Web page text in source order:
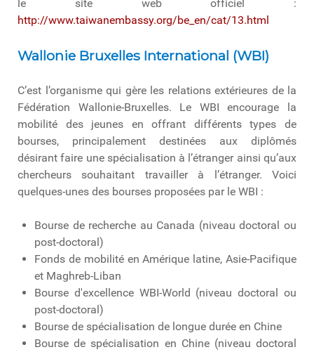
le site web officiel :
http://www.taiwanembassy.org/be_en/cat/13.html
Wallonie Bruxelles International (WBI)
C’est l’organisme qui gère les relations extérieures de la
Fédération Wallonie-Bruxelles. Le WBI encourage la
mobilité des jeunes en offrant différents types de
bourses, principalement destinées aux diplômés
désirant faire une spécialisation à l’étranger ainsi qu’aux
chercheurs souhaitant travailler à l’étranger. Voici
quelques-unes des bourses proposées par le WBI :
Bourse de recherche au Canada (niveau doctoral ou
post-doctoral)
Fonds de mobilité en Amérique latine, Asie-Pacifique
et Maghreb-Liban
Bourse d'excellence WBI-World (niveau doctoral ou
post-doctoral)
Bourse de spécialisation de longue durée en Chine
Bourse de spécialisation en Chine (niveau doctoral